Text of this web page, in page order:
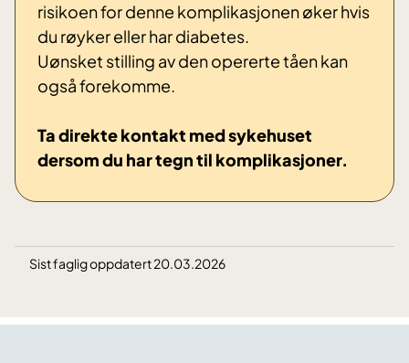
risikoen for denne komplikasjonen øker hvis
du røyker eller har diabetes.
Uønsket stilling av den opererte tåen kan
også forekomme.
Ta direkte kontakt med sykehuset
dersom du har tegn til komplikasjoner.
Sist faglig oppdatert 20.03.2026